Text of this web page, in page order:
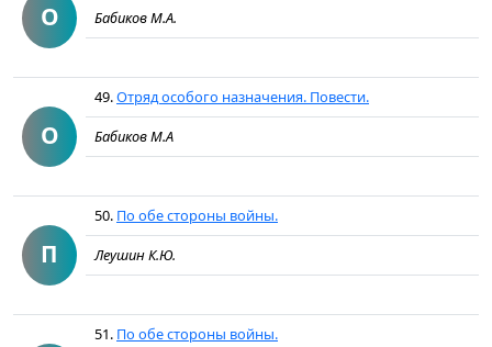
О
Бабиков М.А.
О
49.Отряд особого назначения. Повести.
Бабиков М.А
П
50. По обе стороны войны.
Леушин К.Ю.
51. По обе стороны войны.